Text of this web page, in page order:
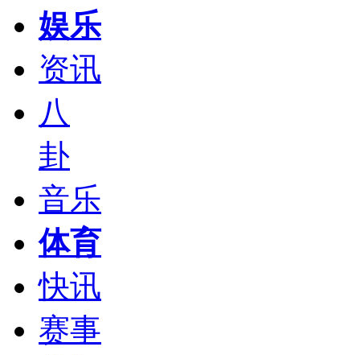
娱乐
资讯
八
卦
音乐
体育
快讯
赛事